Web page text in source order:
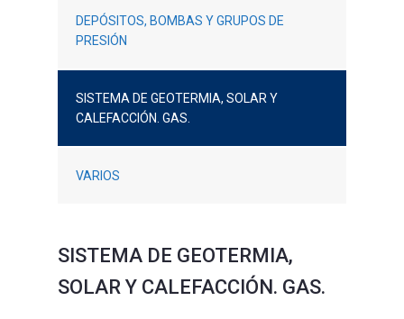
DEPÓSITOS, BOMBAS Y GRUPOS DE
PRESIÓN
SISTEMA DE GEOTERMIA, SOLAR Y
CALEFACCIÓN. GAS.
VARIOS
SISTEMA DE GEOTERMIA,
SOLAR Y CALEFACCIÓN. GAS.